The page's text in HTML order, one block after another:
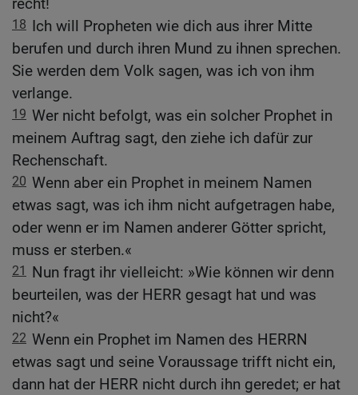
recht!
18 Ich will Propheten wie dich aus ihrer Mitte
berufen und durch ihren Mund zu ihnen sprechen.
Sie werden dem Volk sagen, was ich von ihm
verlange.
19 Wer nicht befolgt, was ein solcher Prophet in
meinem Auftrag sagt, den ziehe ich dafür zur
Rechenschaft.
20 Wenn aber ein Prophet in meinem Namen
etwas sagt, was ich ihm nicht aufgetragen habe,
oder wenn er im Namen anderer Götter spricht,
muss er sterben.«
21
Nun fragt ihr vielleicht: »Wie können wir denn
beurteilen, was der HERR gesagt hat und was
nicht?«
22 Wenn ein Prophet im Namen des HERRN
etwas sagt und seine Voraussage trifft nicht ein,
dann hat der HERR nicht durch ihn geredet; er hat